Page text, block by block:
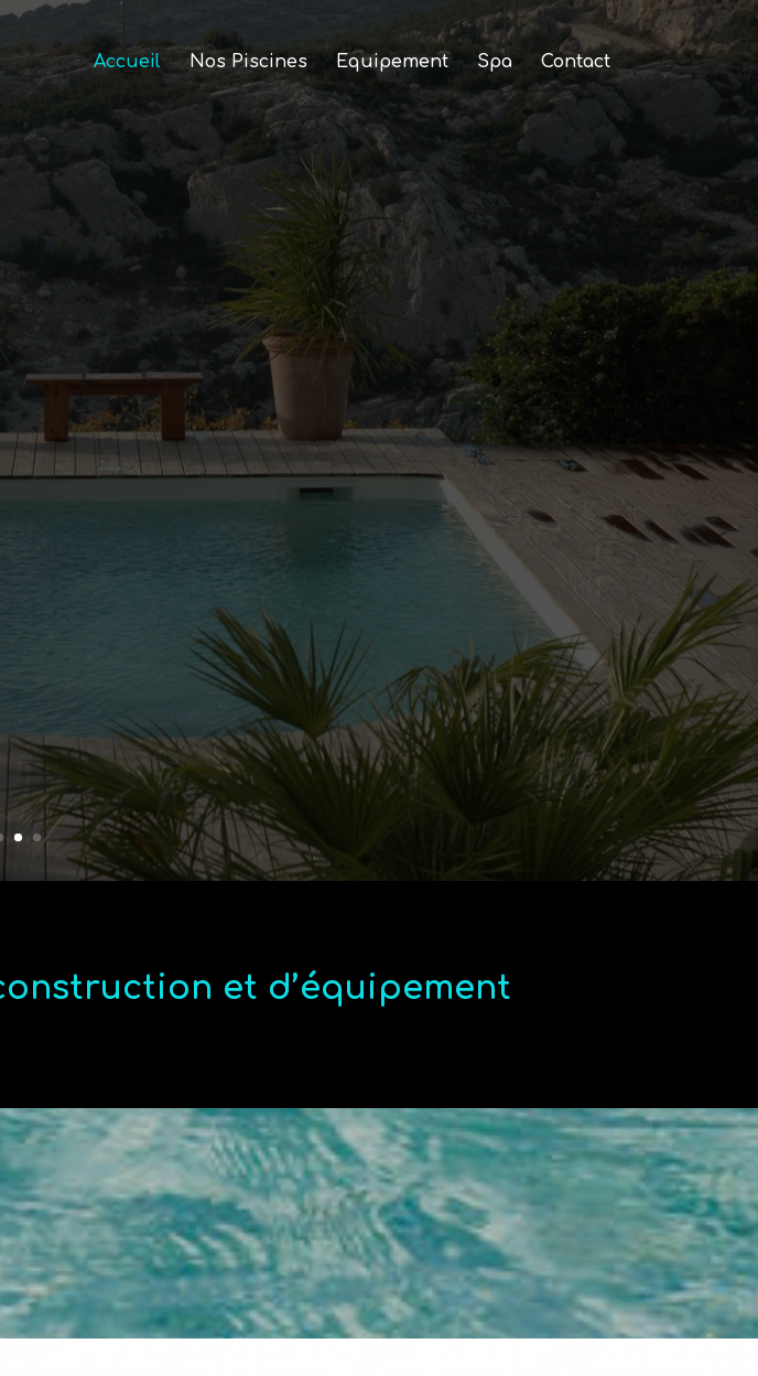
Accueil Nos Piscines Equipement Spa Contact
piscines et
depuis plus de 20 ans
et d’équipement